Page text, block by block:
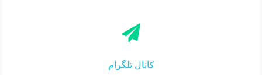
کانال تلگرام